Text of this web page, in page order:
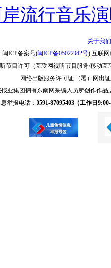
流行音乐
关于我们
闽ICP备案号(闽ICP备05022042号) 互联网
节目许可（互联网视听节目服务/移动
网络出版服务许可证 （署）网出
报业集团拥有东南网采编人员所创作作
举报电话： 0591-87095403（工作日